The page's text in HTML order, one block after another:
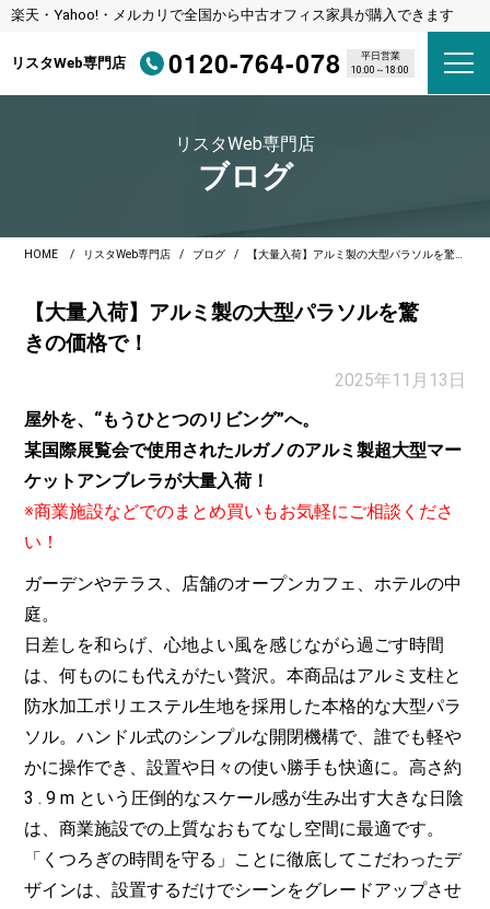
楽天・Yahoo!・メルカリで全国から中古オフィス家具が購入できます
リスタWeb専門店 0120-764-078
平日営業
10:00～18:00
リスタWeb専門店
ブログ
HOME リスタWeb専門店 ブログ 【大量入荷】アルミ製の大型パラソルを驚きの価格で！
【大量入荷】アルミ製の大型パラソルを驚
きの価格で！
2025年11月13日
屋外を、“もうひとつのリビング”へ。
某国際展覧会で使用されたルガノのアルミ製超大型マー
ケットアンブレラが大量入荷！
※商業施設などでのまとめ買いもお気軽にご相談くださ
い！
ガーデンやテラス、店舗のオープンカフェ、ホテルの中
庭。
日差しを和らげ、心地よい風を感じながら過ごす時間
は、何ものにも代えがたい贅沢。本商品はアルミ支柱と
防水加工ポリエステル生地を採用した本格的な大型パラ
ソル。ハンドル式のシンプルな開閉機構で、誰でも軽や
かに操作でき、設置や日々の使い勝手も快適に。高さ約
3 . 9 m という圧倒的なスケール感が生み出す大きな日陰
は、商業施設での上質なおもてなし空間に最適です。
「くつろぎの時間を守る」ことに徹底してこだわったデ
ザインは、設置するだけでシーンをグレードアップさせ